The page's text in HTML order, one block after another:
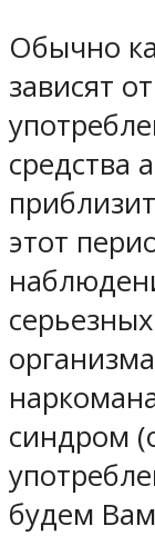
Обычно
зависят
средства
этот
синдром
будем